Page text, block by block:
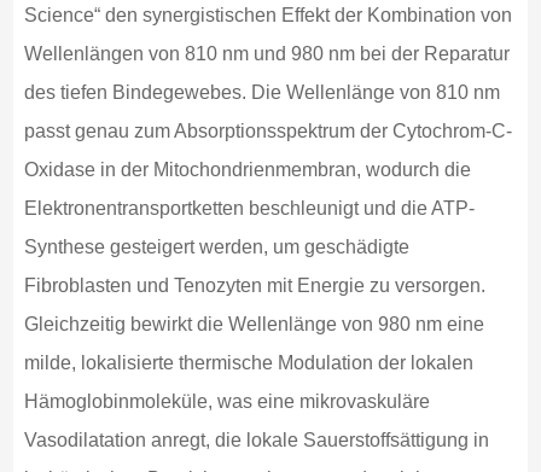
Science“ den synergistischen Effekt der Kombination von
Wellenlängen von 810 nm und 980 nm bei der Reparatur
des tiefen Bindegewebes. Die Wellenlänge von 810 nm
passt genau zum Absorptionsspektrum der Cytochrom-C-
Oxidase in der Mitochondrienmembran, wodurch die
Elektronentransportketten beschleunigt und die ATP-
Synthese gesteigert werden, um geschädigte
Fibroblasten und Tenozyten mit Energie zu versorgen.
Gleichzeitig bewirkt die Wellenlänge von 980 nm eine
milde, lokalisierte thermische Modulation der lokalen
Hämoglobinmoleküle, was eine mikrovaskuläre
Vasodilatation anregt, die lokale Sauerstoffsättigung in